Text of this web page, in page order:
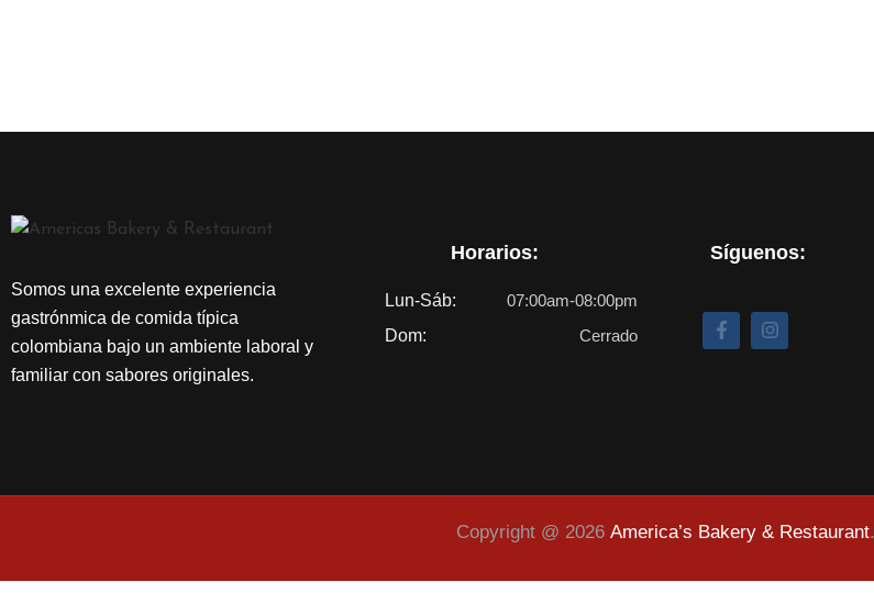
Somos una excelente experiencia
gastrónmica de comida típica
colombiana bajo un ambiente laboral y
familiar con sabores originales.
Horarios:
Lun-Sáb:
07:00am-08:00pm
Dom:
Cerrado
Síguenos:
Copyright @ 2026 America’s Bakery & Restaurant.